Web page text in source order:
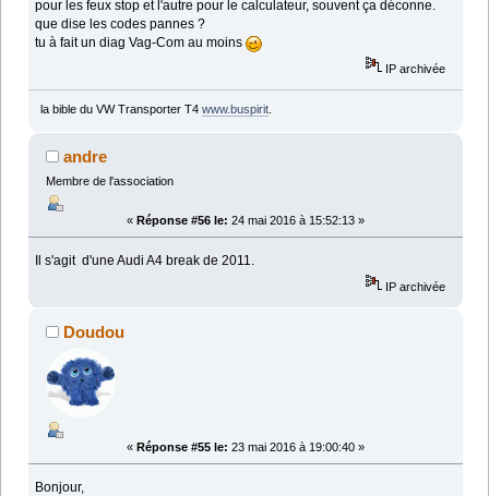
pour les feux stop et l'autre pour le calculateur, souvent ça déconne.
que dise les codes pannes ?
tu à fait un diag Vag-Com au moins
IP archivée
la bible du VW Transporter T4 www.buspirit.
andre
Membre de l'association
« Réponse #56 le: 24 mai 2016 à 15:52:13 »
Il s'agit d'une Audi A4 break de 2011.
IP archivée
Doudou
« Réponse #55 le: 23 mai 2016 à 19:00:40 »
Bonjour,